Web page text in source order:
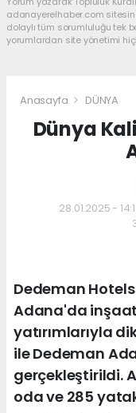
adanayerelhaber.com
dolaylı tüm sorumluluğu tek
yorumlardan site yönetimi
Anasayfa DÜNYA
Dünya
28.01.2025 -
Dedeman
Adana'da
yatırımlarıyla
ile Dedeman
gerçekleştirildi.
oda ve 285